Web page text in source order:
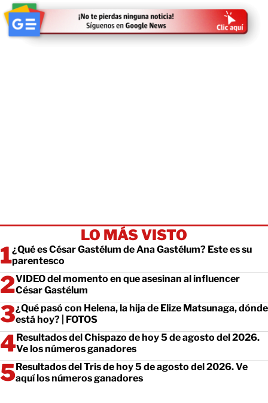
LO MÁS VISTO
¿Qué es César Gastélum de Ana Gastélum? Este es su
parentesco
VIDEO del momento en que asesinan al influencer
César Gastélum
¿Qué pasó con Helena, la hija de Elize Matsunaga, dónde
está hoy? | FOTOS
Resultados del Chispazo de hoy 5 de agosto del 2026.
Ve los números ganadores
Resultados del Tris de hoy 5 de agosto del 2026. Ve
aquí los números ganadores